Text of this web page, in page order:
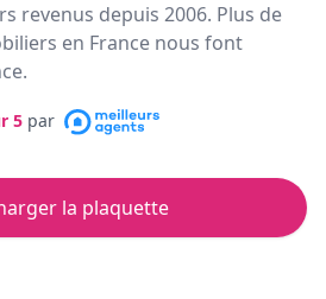
revenus depuis 2006. Plus de
en France nous font
5 par
la plaquette